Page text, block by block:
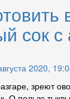
сок
2020,
зреют